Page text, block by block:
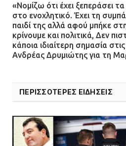
«Νομίζω ότι έχει ξεπεράσει
στο ενοχλητικό. Έχει τη
παιδί της αλλά αφού μπήκε
κρίνουμε και πολιτικά, Δεν
κάποια ιδιαίτερη σημασία
Ανδρέας Δρυμιώτης για τη
ΠΕΡΙΣΣΟΤΕΡΕΣ ΕΙΔΗΣΕΙΣ